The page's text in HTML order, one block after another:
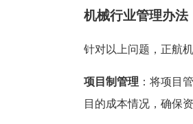
机械行业管理办法
针对以上问题，正航
项目制管理 ：将项目
目的成本情况，确保